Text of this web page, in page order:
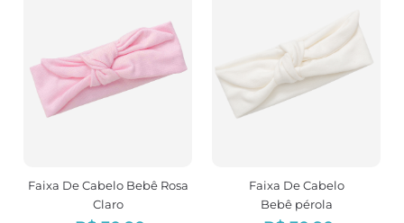
Faixa De Cabelo Bebê Rosa
Claro
Faixa De Cabelo
Bebê pérola